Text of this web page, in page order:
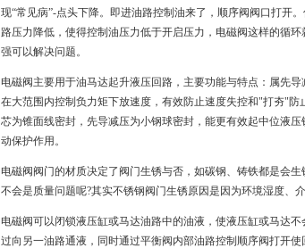
现“常见病”-点头下降。即进油路控制油来了，顺序阀阀口打开
路压力降低，使得控制油压力低于开启压力，电磁阀这样的循
强可以解决问题。
电磁阀主要用于油马达起升液压回路，主要功能与特点：属先
在大范围内控制负力矩下放速度，有效防止速度失控和"打夯"
芯为锥面线密封，先导减压为小钢球密封，能更有效起中位液
动保护作用。
电磁阀阀门的材质决定了阀门生锈与否，如碳钢、铸铁都是会
不会是质量问题呢?其实不锈钢阀门生锈原因是因为环境湿度、介
电磁阀可以闭锁液压缸或马达油路中的油液，使液压缸或马达
过向另一油路通液，同时通过平衡阀内部油路控制顺序阀打开